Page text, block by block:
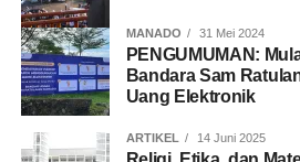
MANADO 31 Mei 2024
PENGUMUMAN:
Bandara Sam
Uang Elektronik
ARTIKEL 14 Juni 2025